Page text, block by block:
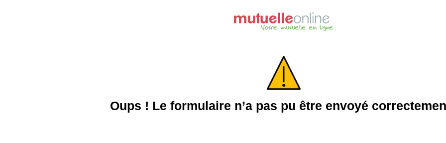
Oups ! Le formulaire n’a pas pu être envoyé